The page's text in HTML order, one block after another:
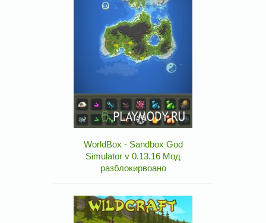
WorldBox - Sandbox God
Simulator v 0.13.16 Мод
разблокирвоано